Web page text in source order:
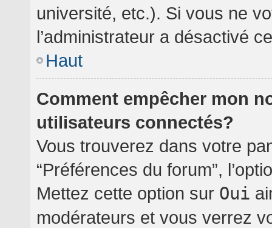
université, etc.). Si vous ne
l’administrateur a désactivé
Haut
Comment empêcher mon
utilisateurs connectés?
Vous trouverez dans votre
“Préférences du forum”,
Mettez cette option sur Oui
modérateurs et vous verrez